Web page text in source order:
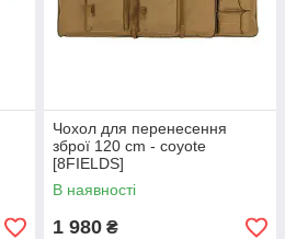
Чохол для перенесення
зброї 120 cm - coyote
[8FIELDS]
В наявності
1 980 ₴